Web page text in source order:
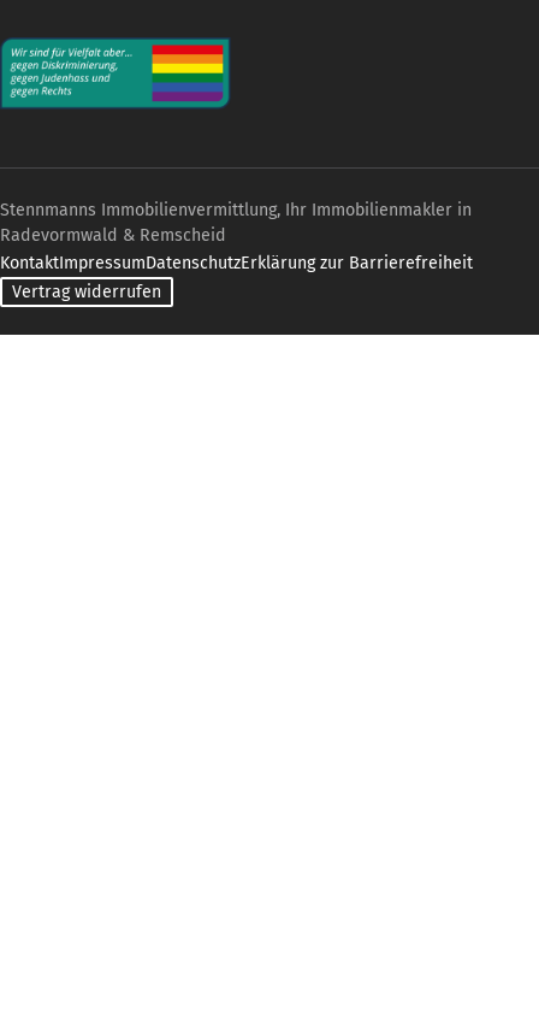
Stennmanns Immobilienvermittlung, Ihr Immobilienmakler in
Radevormwald & Remscheid
KontaktImpressumDatenschutzErklärung zur Barrierefreiheit
Vertrag widerrufen